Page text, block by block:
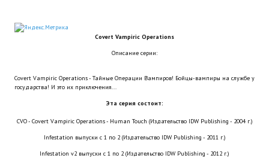
Теневой кардинал для Обливиона
Aliens vs Predator 2 (Русские субтитры)
Covert Vampiric Operations
Описание серии:
Covert Vampiric Operations - Тайные Операции Вампиров! Бойцы-вампиры на службе у
государства! И это их приключения...
Эта серия состоит:
CVO - Covert Vampiric Operations - Human Touch (Издательство IDW Publishing - 2004 г.)
Infestation выпуски с 1 по 2 (Издательство IDW Publishing - 2011 г.)
Infestation v2 выпуски с 1 по 2 (Издательство IDW Publishing - 2012 г.)